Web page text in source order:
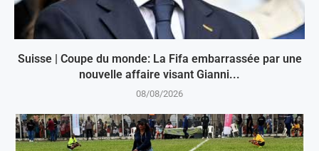
Suisse | Coupe du monde: La Fifa embarrassée par une
nouvelle affaire visant Gianni...
08/08/2026